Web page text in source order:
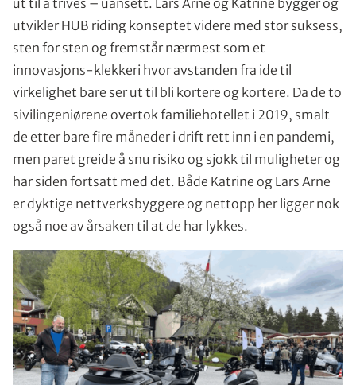
utvikler HUB riding konseptet videre med stor suksess,
sten for sten og fremstår nærmest som et
innovasjons-klekkeri hvor avstanden fra ide til
virkelighet bare ser ut til bli kortere og kortere. Da de to
sivilingeniørene overtok familiehotellet i 2019, smalt
de etter bare fire måneder i drift rett inn i en pandemi,
men paret greide å snu risiko og sjokk til muligheter og
har siden fortsatt med det. Både Katrine og Lars Arne
er dyktige nettverksbyggere og nettopp her ligger nok
også noe av årsaken til at de har lykkes.